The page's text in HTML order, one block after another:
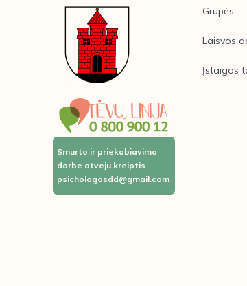
Smurto ir priekabiavimo
darbe atveju kreiptis
psichologasdd@gmail.com
Grupės
Laisvos
Įstaigos